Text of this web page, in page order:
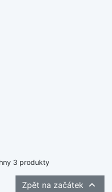
3 produkty
Zpět na začátek 